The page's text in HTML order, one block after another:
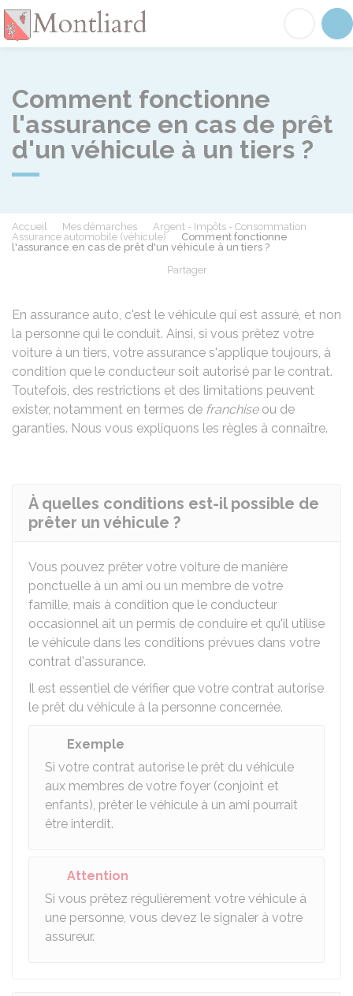
Comment fonctionne
l'assurance en cas de prêt
d'un véhicule à un tiers ?
Accueil Mes démarches
Argent - Impôts - Consommation
Assurance automobile (véhicule)
Comment fonctionne
l'assurance en cas de prêt d'un véhicule à un tiers ?
Partager
En assurance auto, c'est le véhicule qui est assuré, et non
la personne qui le conduit. Ainsi, si vous prêtez votre
voiture à un tiers, votre assurance s'applique toujours, à
condition que le conducteur soit autorisé par le contrat.
Toutefois, des restrictions et des limitations peuvent
exister, notamment en termes de franchiseou de
garanties. Nous vous expliquons les règles à connaître.
À quelles conditions est-il possible de
prêter un véhicule ?
Vous pouvez prêter votre voiture de manière
ponctuelle à un ami ou un membre de votre
famille, mais à condition que le conducteur
occasionnel ait un permis de conduire et qu'il utilise
le véhicule dans les conditions prévues dans votre
contrat d'assurance.
Il est essentiel de vérifier que votre contrat autorise
le prêt du véhicule à la personne concernée.
Exemple
Si votre contrat autorise le prêt du véhicule
aux membres de votre foyer (conjoint et
enfants), prêter le véhicule à un ami pourrait
être interdit.
Attention
Si vous prêtez régulièrement votre véhicule à
une personne, vous devez le signaler à votre
assureur.